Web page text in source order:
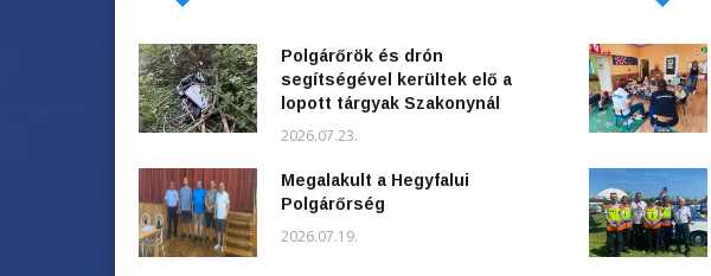
Polgárőrök és drón
segítségével kerültek elő a
lopott tárgyak Szakonynál
2026.07.23.
Megalakult a Hegyfalui
Polgárőrség
2026.07.19.